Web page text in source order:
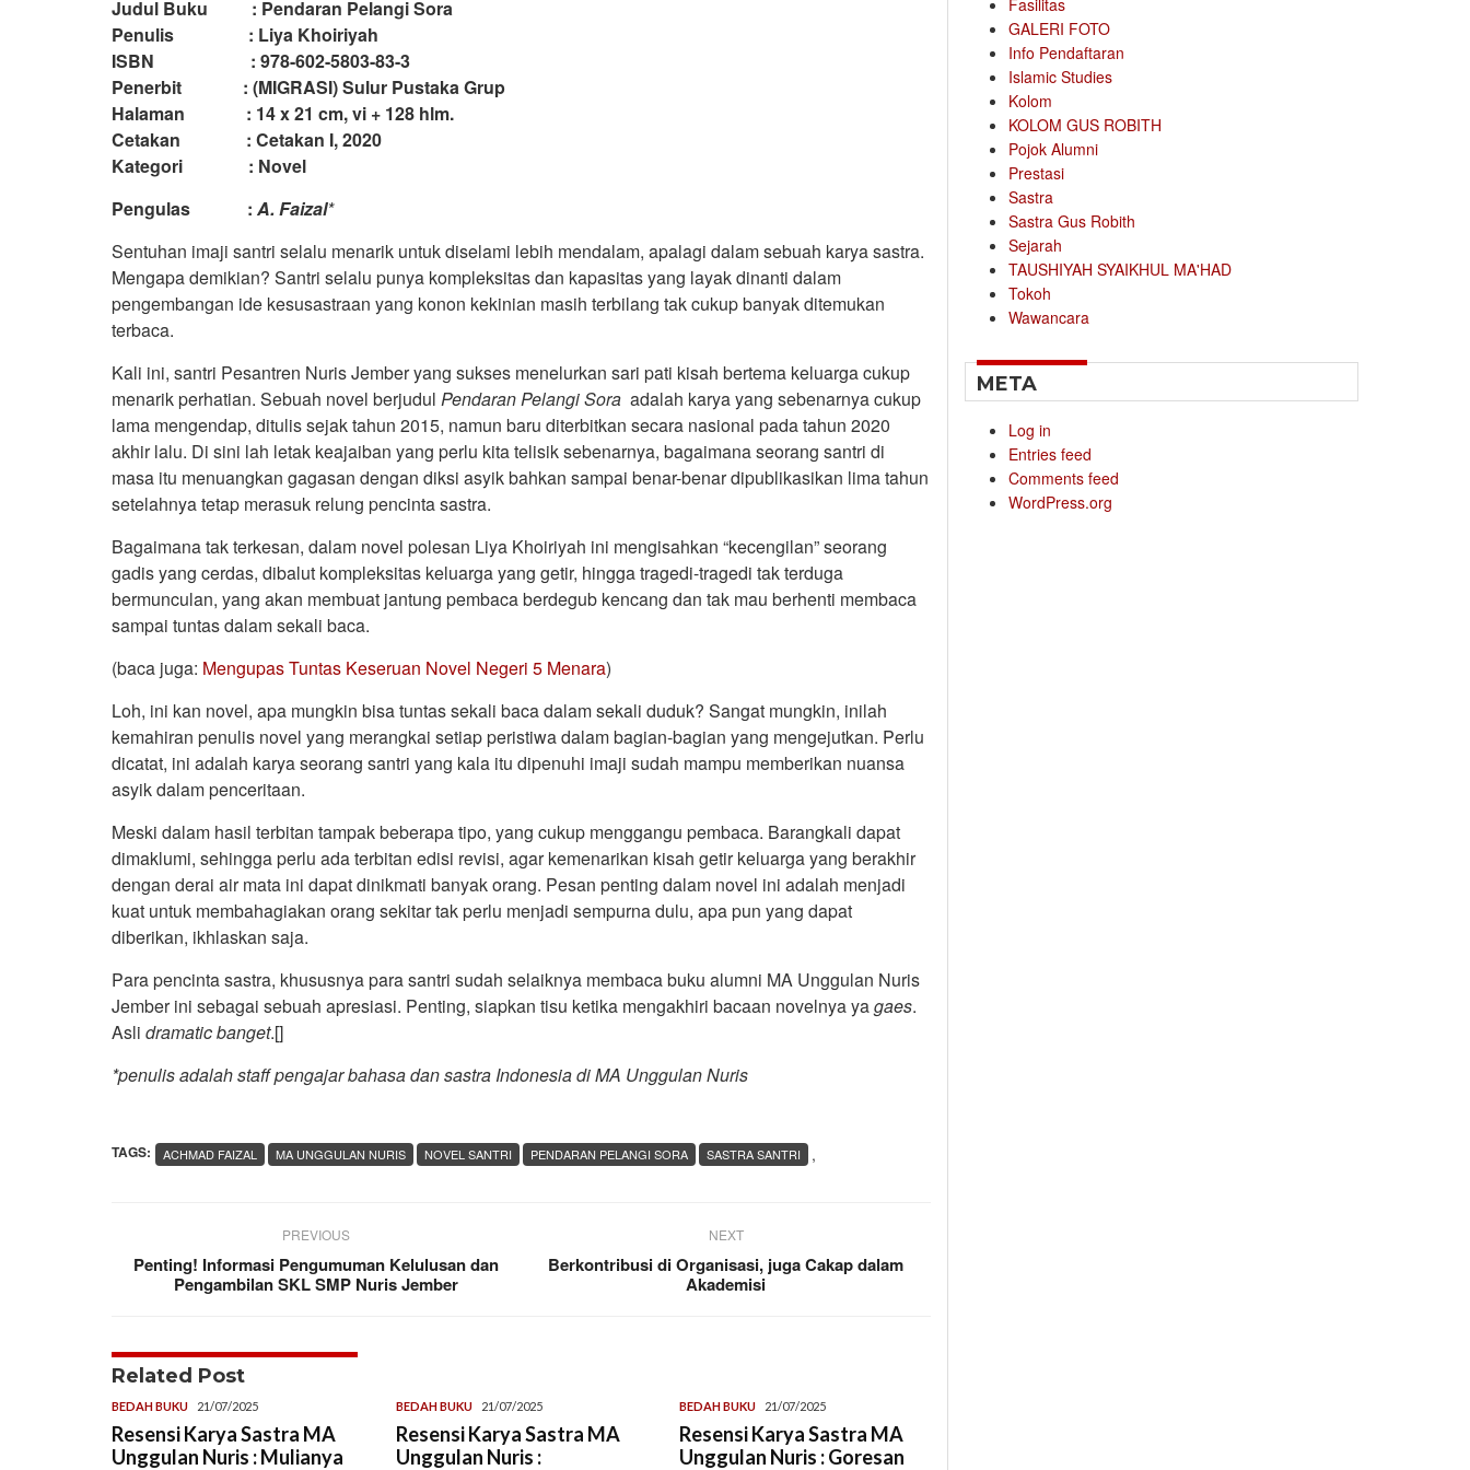
Judul Buku : Pendaran Pelangi Sora
Penulis : Liya Khoiriyah
ISBN : 978-602-5803-83-3
Penerbit : (MIGRASI) Sulur Pustaka Grup
Halaman : 14 x 21 cm, vi + 128 hlm.
Cetakan : Cetakan I, 2020
Kategori : Novel
Pengulas : A. Faizal*
Sentuhan imaji santri selalu menarik untuk diselami lebih mendalam, apalagi dalam sebuah karya sastra.
Mengapa demikian? Santri selalu punya kompleksitas dan kapasitas yang layak dinanti dalam
pengembangan ide kesusastraan yang konon kekinian masih terbilang tak cukup banyak ditemukan
terbaca.
Kali ini, santri Pesantren Nuris Jember yang sukses menelurkan sari pati kisah bertema keluarga cukup
menarik perhatian. Sebuah novel berjudul Pendaran Pelangi Sora adalah karya yang sebenarnya cukup
lama mengendap, ditulis sejak tahun 2015, namun baru diterbitkan secara nasional pada tahun 2020
akhir lalu. Di sini lah letak keajaiban yang perlu kita telisik sebenarnya, bagaimana seorang santri di
masa itu menuangkan gagasan dengan diksi asyik bahkan sampai benar-benar dipublikasikan lima tahun
setelahnya tetap merasuk relung pencinta sastra.
Bagaimana tak terkesan, dalam novel polesan Liya Khoiriyah ini mengisahkan “kecengilan” seorang
gadis yang cerdas, dibalut kompleksitas keluarga yang getir, hingga tragedi-tragedi tak terduga
bermunculan, yang akan membuat jantung pembaca berdegub kencang dan tak mau berhenti membaca
sampai tuntas dalam sekali baca.
(baca juga: Mengupas Tuntas Keseruan Novel Negeri 5 Menara)
Loh, ini kan novel, apa mungkin bisa tuntas sekali baca dalam sekali duduk? Sangat mungkin, inilah
kemahiran penulis novel yang merangkai setiap peristiwa dalam bagian-bagian yang mengejutkan. Perlu
dicatat, ini adalah karya seorang santri yang kala itu dipenuhi imaji sudah mampu memberikan nuansa
asyik dalam penceritaan.
Meski dalam hasil terbitan tampak beberapa tipo, yang cukup menggangu pembaca. Barangkali dapat
dimaklumi, sehingga perlu ada terbitan edisi revisi, agar kemenarikan kisah getir keluarga yang berakhir
dengan derai air mata ini dapat dinikmati banyak orang. Pesan penting dalam novel ini adalah menjadi
kuat untuk membahagiakan orang sekitar tak perlu menjadi sempurna dulu, apa pun yang dapat
diberikan, ikhlaskan saja.
Para pencinta sastra, khususnya para santri sudah selaiknya membaca buku alumni MA Unggulan Nuris
Jember ini sebagai sebuah apresiasi. Penting, siapkan tisu ketika mengakhiri bacaan novelnya yagaes.
Asli dramaticbanget.[]
*penulis adalah staff pengajar bahasa dan sastra Indonesia di MA Unggulan Nuris
TAGS: ,
ACHMAD FAIZAL MA UNGGULAN NURIS NOVEL SANTRI PENDARAN PELANGI SORA SASTRA SANTRI
PREVIOUS
Penting! Informasi Pengumuman Kelulusan dan
Pengambilan SKL SMP Nuris Jember
NEXT
Berkontribusi di Organisasi, juga Cakap dalam
Akademisi
Related Post
BEDAH BUKU 21/07/2025
Resensi Karya Sastra MA
Unggulan Nuris : Mulianya
BEDAH BUKU 21/07/2025
Resensi Karya Sastra MA
Unggulan Nuris :
BEDAH BUKU 21/07/2025
Resensi Karya Sastra MA
Unggulan Nuris : Goresan
Fasilitas
GALERI FOTO
Info Pendaftaran
Islamic Studies
Kolom
KOLOM GUS ROBITH
Pojok Alumni
Prestasi
Sastra
Sastra Gus Robith
Sejarah
TAUSHIYAH SYAIKHUL MA'HAD
Tokoh
Wawancara
META
Log in
Entries feed
Comments feed
WordPress.org